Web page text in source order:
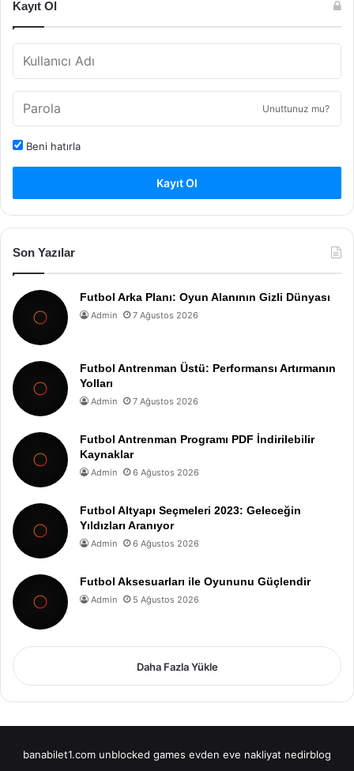
Kayıt Ol
Unuttunuz mu?
Beni hatırla
Kayıt Ol
Son Yazılar
Futbol Arka Planı: Oyun Alanının Gizli Dünyası
Admin 7 Ağustos 2026
Futbol Antrenman Üstü: Performansı Artırmanın
Yolları
Admin 7 Ağustos 2026
Futbol Antrenman Programı PDF İndirilebilir
Kaynaklar
Admin 6 Ağustos 2026
Futbol Altyapı Seçmeleri 2023: Geleceğin
Yıldızları Aranıyor
Admin 6 Ağustos 2026
Futbol Aksesuarları ile Oyununu Güçlendir
Admin 5 Ağustos 2026
Daha Fazla Yükle
banabilet1.com unblocked games evden eve nakliyat nedirblog